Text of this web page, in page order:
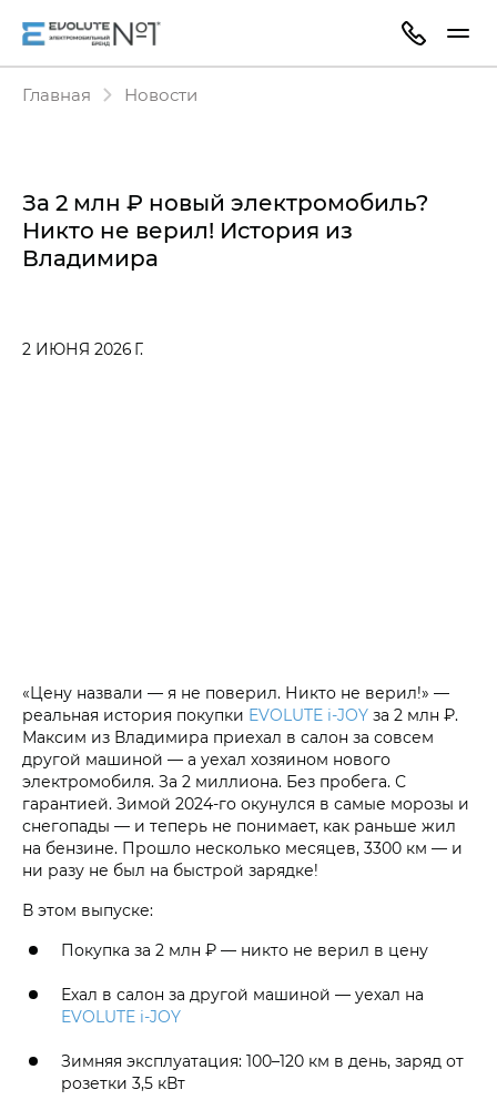
Главная Новости
За 2 млн ₽ новый электромобиль?
Никто не верил! История из
Владимира
2 ИЮНЯ 2026 Г.
«Цену назвали — я не поверил. Никто не верил!» —
реальная история покупки EVOLUTE i‑JOY за 2 млн ₽.
Максим из Владимира приехал в салон за совсем
другой машиной — а уехал хозяином нового
электромобиля. За 2 миллиона. Без пробега. С
гарантией. Зимой 2024-го окунулся в самые морозы и
снегопады — и теперь не понимает, как раньше жил
на бензине. Прошло несколько месяцев, 3300 км — и
ни разу не был на быстрой зарядке!
В этом выпуске:
Покупка за 2 млн ₽ — никто не верил в цену
Ехал в салон за другой машиной — уехал на
EVOLUTE i‑JOY
Зимняя эксплуатация: 100–120 км в день, заряд от
розетки 3,5 кВт